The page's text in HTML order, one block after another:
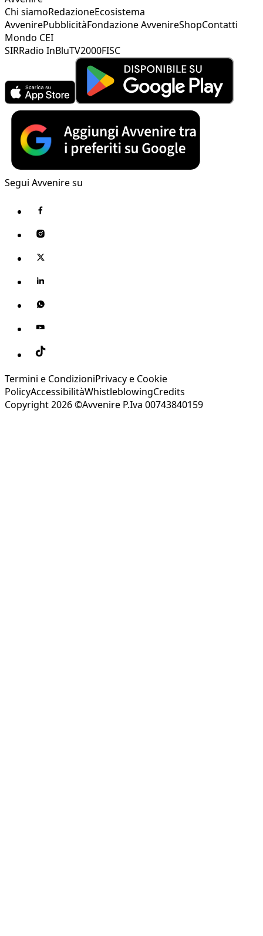
Chi siamoRedazioneEcosistema
AvvenirePubblicitàFondazione AvvenireShopContatti
Mondo CEI
SIRRadio InBluTV2000FISC
Segui Avvenire su
Termini e CondizioniPrivacy e Cookie
PolicyAccessibilitàWhistleblowingCredits
Copyright 2026 ©Avvenire P.Iva 00743840159